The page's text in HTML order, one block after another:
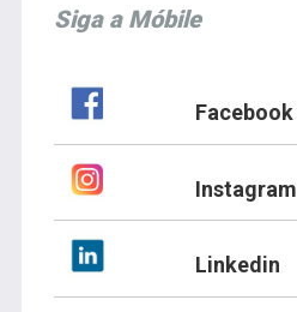
Siga a Móbile
Facebook
Instagram
Linkedin